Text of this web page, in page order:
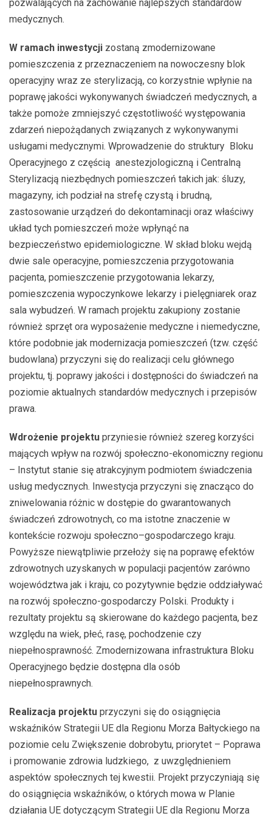
pozwalających na zachowanie najlepszych standardów
medycznych.
W ramach inwestycji zostaną zmodernizowane
pomieszczenia z przeznaczeniem na nowoczesny blok
operacyjny wraz ze sterylizacją, co korzystnie wpłynie na
poprawę jakości wykonywanych świadczeń medycznych, a
także pomoże zmniejszyć częstotliwość występowania
zdarzeń niepożądanych związanych z wykonywanymi
usługami medycznymi. Wprowadzenie do struktury Bloku
Operacyjnego z częścią anestezjologiczną i Centralną
Sterylizacją niezbędnych pomieszczeń takich jak: śluzy,
magazyny, ich podział na strefę czystą i brudną,
zastosowanie urządzeń do dekontaminacji oraz właściwy
układ tych pomieszczeń może wpłynąć na
bezpieczeństwo epidemiologiczne. W skład bloku wejdą
dwie sale operacyjne, pomieszczenia przygotowania
pacjenta, pomieszczenie przygotowania lekarzy,
pomieszczenia wypoczynkowe lekarzy i pielęgniarek oraz
sala wybudzeń. W ramach projektu zakupiony zostanie
również sprzęt ora wyposażenie medyczne i niemedyczne,
które podobnie jak modernizacja pomieszczeń (tzw. część
budowlana) przyczyni się do realizacji celu głównego
projektu, tj. poprawy jakości i dostępności do świadczeń na
poziomie aktualnych standardów medycznych i przepisów
prawa.
Wdrożenie projektu przyniesie również szereg korzyści
mających wpływ na rozwój społeczno-ekonomiczny regionu
– Instytut stanie się atrakcyjnym podmiotem świadczenia
usług medycznych. Inwestycja przyczyni się znacząco do
zniwelowania różnic w dostępie do gwarantowanych
świadczeń zdrowotnych, co ma istotne znaczenie w
kontekście rozwoju społeczno–gospodarczego kraju.
Powyższe niewątpliwie przełoży się na poprawę efektów
zdrowotnych uzyskanych w populacji pacjentów zarówno
województwa jak i kraju, co pozytywnie będzie oddziaływać
na rozwój społeczno-gospodarczy Polski. Produkty i
rezultaty projektu są skierowane do każdego pacjenta, bez
względu na wiek, płeć, rasę, pochodzenie czy
niepełnosprawność. Zmodernizowana infrastruktura Bloku
Operacyjnego będzie dostępna dla osób
niepełnosprawnych.
Realizacja projektu przyczyni się do osiągnięcia
wskaźników Strategii UE dla Regionu Morza Bałtyckiego na
poziomie celu Zwiększenie dobrobytu, priorytet – Poprawa
i promowanie zdrowia ludzkiego, z uwzględnieniem
aspektów społecznych tej kwestii. Projekt przyczyniają się
do osiągnięcia wskaźników, o których mowa w Planie
działania UE dotyczącym Strategii UE dla Regionu Morza